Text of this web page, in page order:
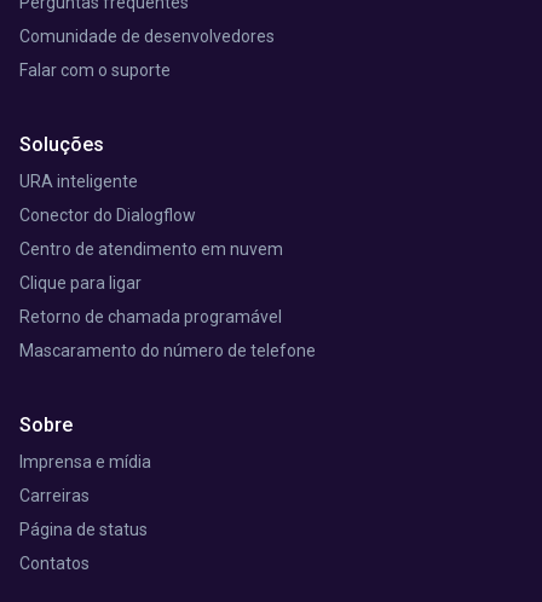
Soluções
URA inteligente
Conector do Dialogflow
Centro de atendimento em nuvem
Clique para ligar
Retorno de chamada programável
Mascaramento do número de telefone
Comunidade de desenvolvedores
Falar com o suporte
Sobre
Imprensa e mídia
Carreiras
Página de status
Contatos